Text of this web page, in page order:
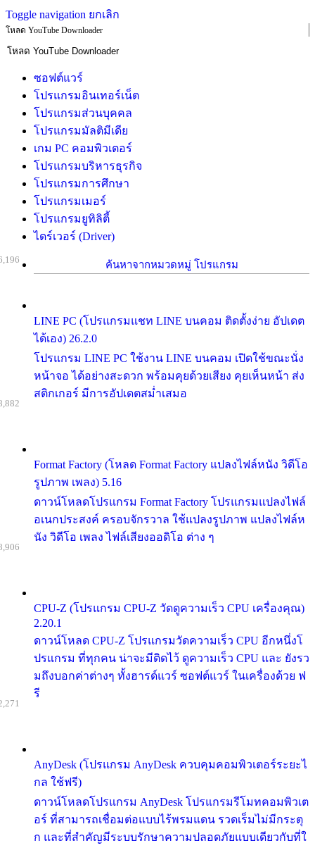
Toggle navigation ยกเลิก
โหลด YouTube Downloader
ซอฟต์แวร์
โปรแกรมอินเทอร์เน็ต
โปรแกรมส่วนบุคคล
โปรแกรมมัลติมีเดีย
เกม PC คอมพิวเตอร์
โปรแกรมบริหารธุรกิจ
โปรแกรมการศึกษา
โปรแกรมเมอร์
โปรแกรมยูทิลิตี้
ไดร์เวอร์ (Driver)
ค้นหาจากหมวดหมู่ โปรแกรม
LINE PC (โปรแกรมแชท LINE บนคอม ติดตั้งง่าย อัปเดต
ได้เอง) 26.2.0
โปรแกรม LINE PC ใช้งาน LINE บนคอม เปิดใช้ขณะนั่ง
หน้าจอ ได้อย่างสะดวก พร้อมคุยด้วยเสียง คุยเห็นหน้า ส่ง
สติกเกอร์ มีการอัปเดตสม่ำเสมอ
Format Factory (โหลด Format Factory แปลงไฟล์หนัง วิดีโอ
รูปภาพ เพลง) 5.16
ดาวน์โหลดโปรแกรม Format Factory โปรแกรมแปลงไฟล์
อเนกประสงค์ ครอบจักรวาล ใช้แปลงรูปภาพ แปลงไฟล์ห
นัง วิดีโอ เพลง ไฟล์เสียงออดิโอ ต่าง ๆ
CPU-Z (โปรแกรม CPU-Z วัดดูความเร็ว CPU เครื่องคุณ)
2.20.1
ดาวน์โหลด CPU-Z โปรแกรมวัดความเร็ว CPU อีกหนึ่งโ
ปรแกรม ที่ทุกคน น่าจะมีติดไว้ ดูความเร็ว CPU และ ยังรว
มถึงบอกค่าต่างๆ ทั้งฮารด์แวร์ ซอฟต์แวร์ ในเครื่องด้วย ฟ
รี
AnyDesk (โปรแกรม AnyDesk ควบคุมคอมพิวเตอร์ระยะไ
กล ใช้ฟรี)
ดาวน์โหลดโปรแกรม AnyDesk โปรแกรมรีโมทคอมพิวเต
อร์ ที่สามารถเชื่อมต่อแบบไร้พรมแดน รวดเร็มไม่มีกระตุ
ก และที่สำคัญมีระบบรักษาความปลอดภัยแบบเดียวกับที่ใ